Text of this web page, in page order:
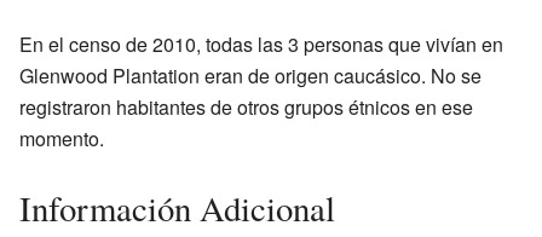
En el censo de 2010, todas las 3 personas que vivían en
Glenwood Plantation eran de origen caucásico. No se
registraron habitantes de otros grupos étnicos en ese
momento.
Información Adicional